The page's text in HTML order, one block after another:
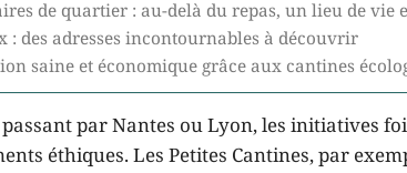
de quartier : au-delà du repas, un lieu de vie
: des adresses incontournables à découvrir
saine et économique grâce aux cantines
par Nantes ou Lyon, les initiatives
éthiques. Les Petites Cantines, par